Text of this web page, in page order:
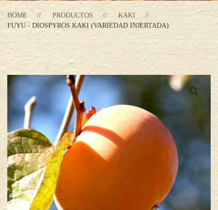
HOME PRODUCTOS
KAKI
FUYU - DIOSPYROS KAKI (VARIEDAD INJERTADA)